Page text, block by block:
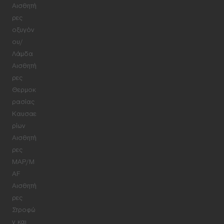
Αισθητή
ρες
οξυγόν
ου/
Λάμδα
Αισθητή
ρες
Θερμοκ
ρασίας
Καυσαε
ρίων
Αισθητή
ρες
MAP/M
AF
Αισθητή
ρες
Στροφώ